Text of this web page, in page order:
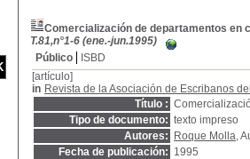
Comercialización de departamentos en
T.81,n°1-6 (ene.-jun.1995)
Público
ISBD
[artículo]
in Revista de la Asociación de Escribanos
Título :
Tipo de documento: texto impreso
Autores:
Roque Molla,
Fecha de publicación: 1995